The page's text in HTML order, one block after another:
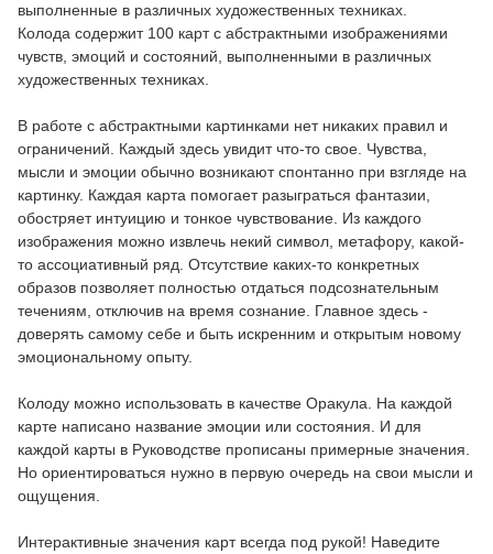
выполненные в различных художественных техниках.
Колода содержит 100 карт с абстрактными изображениями
чувств, эмоций и состояний, выполненными в различных
художественных техниках.
В работе с абстрактными картинками нет никаких правил и
ограничений. Каждый здесь увидит что-то свое. Чувства,
мысли и эмоции обычно возникают спонтанно при взгляде на
картинку. Каждая карта помогает разыграться фантазии,
обостряет интуицию и тонкое чувствование. Из каждого
изображения можно извлечь некий символ, метафору, какой-
то ассоциативный ряд. Отсутствие каких-то конкретных
образов позволяет полностью отдаться подсознательным
течениям, отключив на время сознание. Главное здесь -
доверять самому себе и быть искренним и открытым новому
эмоциональному опыту.
Колоду можно использовать в качестве Оракула. На каждой
карте написано название эмоции или состояния. И для
каждой карты в Руководстве прописаны примерные значения.
Но ориентироваться нужно в первую очередь на свои мысли и
ощущения.
Интерактивные значения карт всегда под рукой! Наведите